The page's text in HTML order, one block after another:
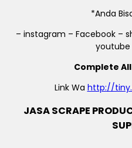
*Anda
– instagram – Facebook –
Complete
Link Wa http://
JASA SCRAPE